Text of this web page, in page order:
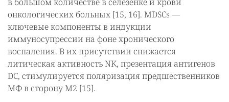
онкологических больных [15, 16]. MDSCs —
ключевые компоненты в индукции
иммуносупрессии на фоне хронического
воспаления. В их присутствии снижается
литическая активность NK, презентация антигенов
DC, стимулируется поляризация предшественников
МФ в сторону М2 [15].